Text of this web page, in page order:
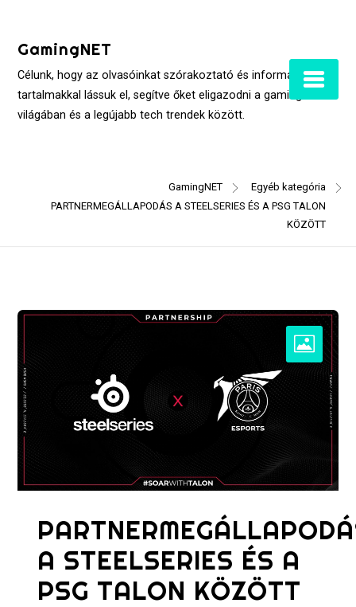
contentGamingNET
Célunk, hogy az olvasóinkat szórakoztató és informatív
tartalmakkal lássuk el, segítve őket eligazodni a gaming
világában és a legújabb tech trendek között.
GamingNET
Egyéb kategória
PARTNERMEGÁLLAPODÁS A STEELSERIES ÉS A PSG TALON
KÖZÖTT
A STEELSERIES ÉS A
PSG TALON KÖZÖTT